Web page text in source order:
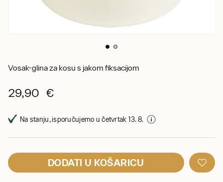
Vosak-glina za kosu s jakom fiksacijom
29,90 €
Na stanju, isporučujemo u četvrtak 13. 8.
DODATI U KOŠARICU